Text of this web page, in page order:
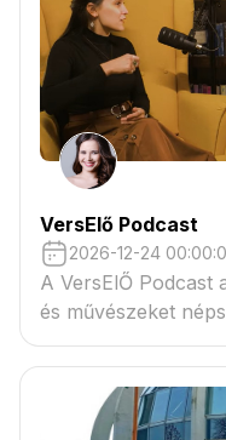
VersElő Podcast
2026-12-24
A VersElŐ Podcast
és művészeket